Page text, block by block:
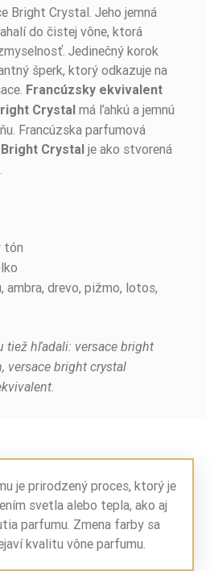
Bright Crystal. Jeho jemná
do čistej vône, ktorá
Jedinečný korok
šperk, ktorý odkazuje na
Francúzsky ekvivalent
Crystal má ľahkú a jemnú
Francúzska parfumová
Crystal je ako stvorená
tón
ambra, drevo, pižmo, lotos,
tiež hľadali: versace bright
versace bright crystal
je prirodzený proces, ktorý je
svetla alebo tepla, ako aj
parfumu. Zmena farby sa
kvalitu vône parfumu.